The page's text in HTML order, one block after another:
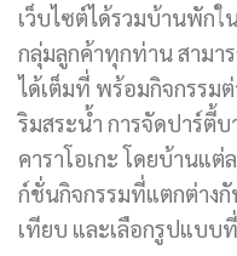
เว็บไซต์ได้รวมบ้านพักใ
กลุ่มลูกค้าทุกท่าน สามา
ได้เต็มที่ พร้อมกิจกรรม
ริมสระน้ำ การจัดปาร์ตี้
คาราโอเกะ โดยบ้านแ
ก์ชั่นกิจกรรมที่แตกต่างกั
เทียบ และเลือกรูปแบบ